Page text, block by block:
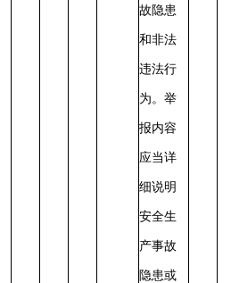
故隐患
和非法
违法行
为。 举
报内容
应当详
细说明
安全生
产事故
隐患或